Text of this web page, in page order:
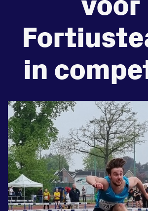
Zet een personal
in onze gym
Fitness
in